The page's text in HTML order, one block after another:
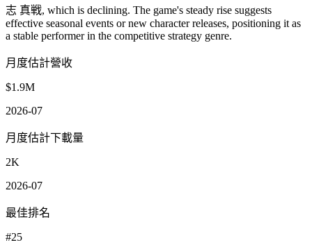
志 真戦, which is declining. The game's steady rise suggests
effective seasonal events or new character releases, positioning it as
a stable performer in the competitive strategy genre.
月度估計營收
$1.9M
2026-07
月度估計下載量
2K
2026-07
最佳排名
#25